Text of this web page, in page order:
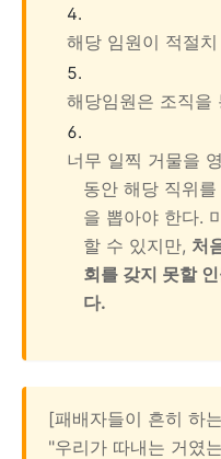
해당 임원이 적절
해당임원은 조직을
너무 일찍 거물을
동안 해당 직위
을 뽑아야 한다.
할 수 있지만, 처
회를 갖지 못할
다.
[패배자들이 흔히 하
"우리가 따내는 거였